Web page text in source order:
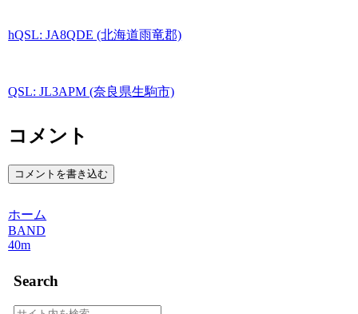
hQSL: JA8QDE (北海道雨竜郡)
QSL: JL3APM (奈良県生駒市)
コメント
コメントを書き込む
ホーム
BAND
40m
Search